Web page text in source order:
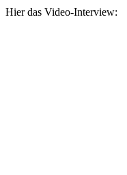
Hier das Video-Interview: